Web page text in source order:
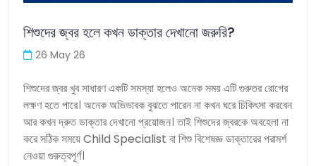
শিশুদের জ্বর হলে কখন ডাক্তার দেখানো জরুরি?
26 May 26
শিশুদের জ্বর খুব সাধারণ একটি সমস্যা হলেও অনেক সময় এটি গুরুতর রোগের
লক্ষণ হতে পারে। অনেক অভিভাবক বুঝতে পারেন না কখন ঘরে চিকিৎসা করবেন
আর কখন দ্রুত ডাক্তার দেখানো প্রয়োজন। তাই শিশুদের জ্বরকে অবহেলা না
করে সঠিক সময়ে Child Specialist বা শিশু বিশেষজ্ঞ ডাক্তারের পরামর্শ
নেওয়া গুরুত্বপূর্ণ।